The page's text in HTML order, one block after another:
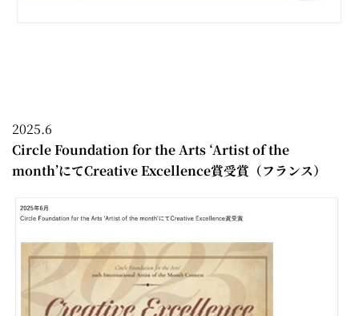
2025.6
Circle Foundation for the Arts ‘Artist of the
month’にてCreative Excellence賞受賞（フランス）